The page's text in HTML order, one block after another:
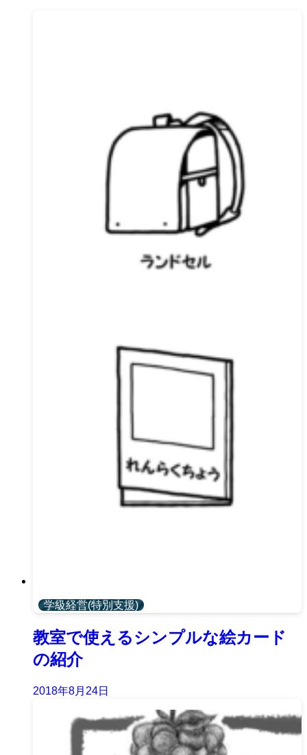
学級経営(特別支援)
教室で使えるシンプルな絵カード
の紹介
2018年8月24日